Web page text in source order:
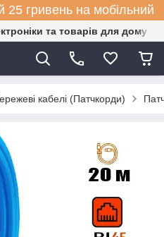
25 гривень на мобільний
та товарів для дому
кабелі (Патчкорди)